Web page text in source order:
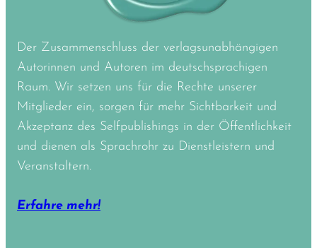
Der Zusammenschluss der verlagsunabhängigen
Autorinnen und Autoren im deutschsprachigen
Raum. Wir setzen uns für die Rechte unserer
Mitglieder ein, sorgen für mehr Sichtbarkeit und
Akzeptanz des Selfpublishings in der Öffentlichkeit
und dienen als Sprachrohr zu Dienstleistern und
Veranstaltern.
Erfahre mehr!